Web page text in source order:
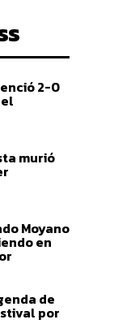
2-0
murió
Moyano
en
de
por